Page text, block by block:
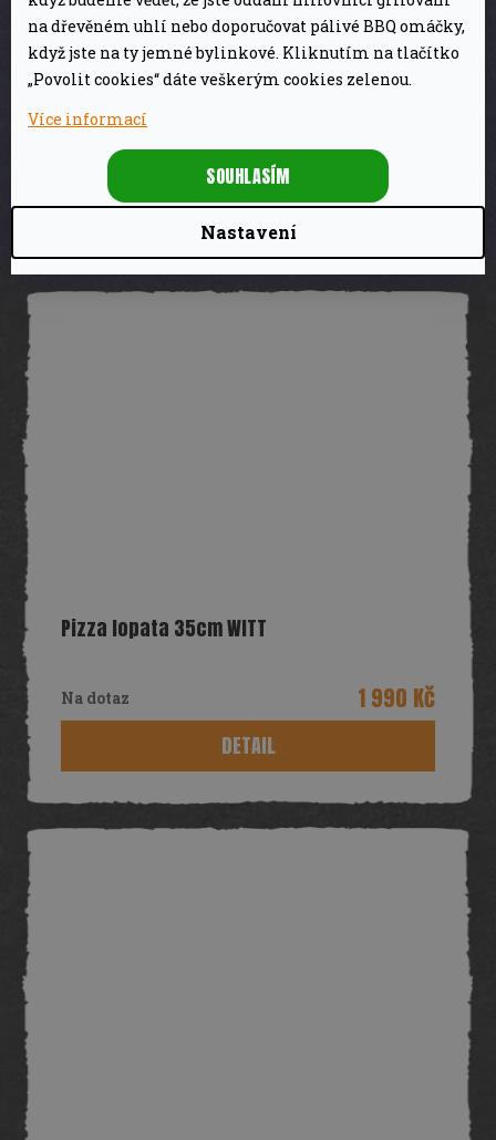
na dřevěném uhlí nebo doporučovat pálivé BBQ omáčky,
když jste na ty jemné bylinkové. Kliknutím na tlačítko
„Povolit cookies“ dáte veškerým cookies zelenou.
Více informací
Nastavení
SOUHLASÍM
Obracečka na pizzu Witt
Na dotaz 1 990 Kč
DETAIL
Pizza lopata 35cm WITT
Na dotaz 1 990 Kč
DETAIL